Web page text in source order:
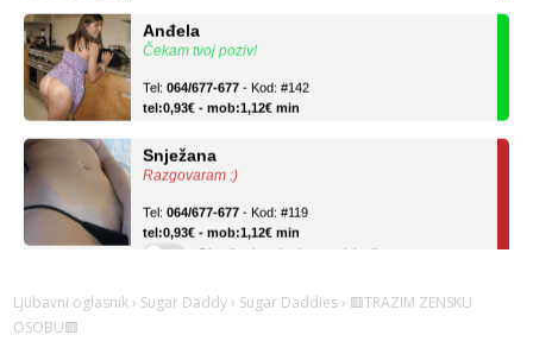
Čekam tvoj poziv!
tel:0,93€ - mob:1,12€ min
Razgovaram :)
tel:0,93€ - mob:1,12€ min
Obavijesti me kada se oslobodi
Čekam tvoj poziv!
Ljubavni oglasnik › Sugar Daddy › Sugar Daddies › 🟥TRAZIM ZENSKU
OSOBU🟥